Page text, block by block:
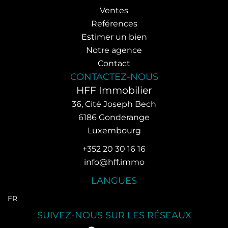
Ventes
Reférences
Estimer un bien
Notre agence
Contact
CONTACTEZ-NOUS
HFF Immobilier
36, Cité Joseph Bech
6186 Gonderange
Luxembourg
+352 20 30 16 16
info@hff.immo
LANGUES
FR
SUIVEZ-NOUS SUR LES RÉSEAUX